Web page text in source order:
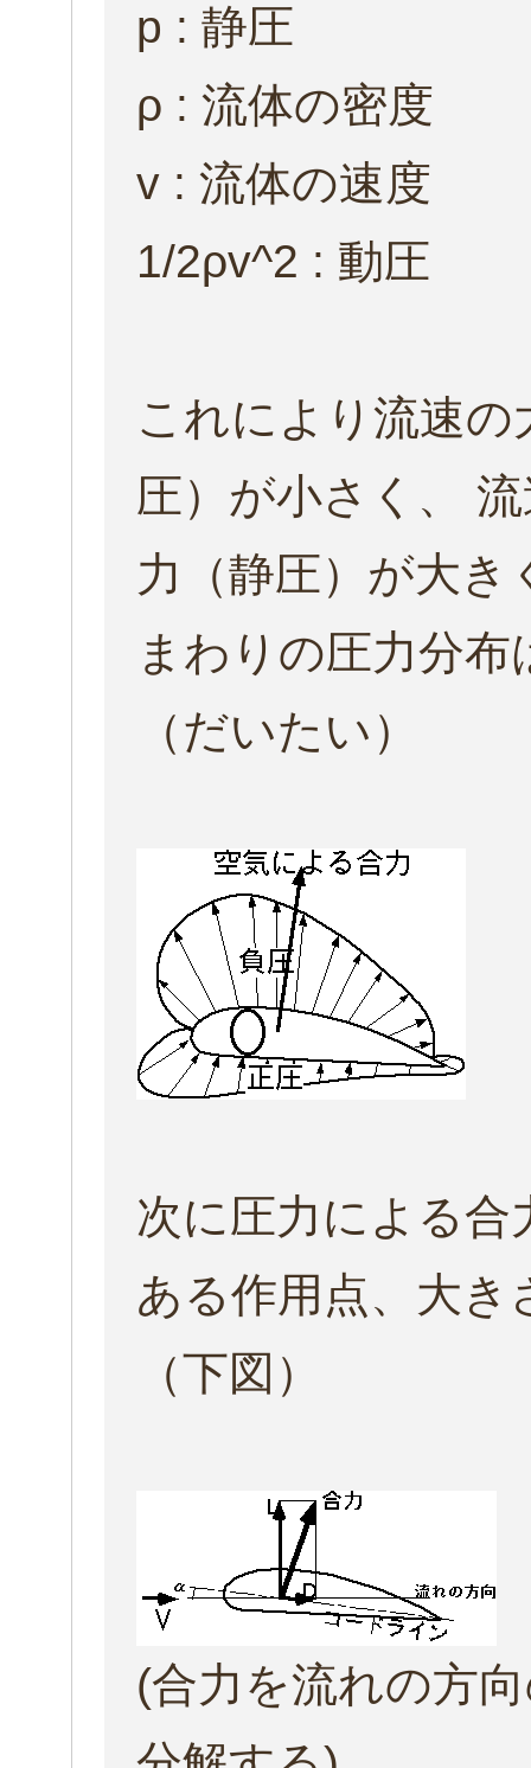
p : 静圧
ρ : 流体の密度
v : 流体の速度
1/2ρv^2 : 動圧
これにより流速
圧）が小さく、
力（静圧）が大
まわりの圧力分
（だいたい）
次に圧力による合
ある作用点、大
（下図）
(合力を流れの方